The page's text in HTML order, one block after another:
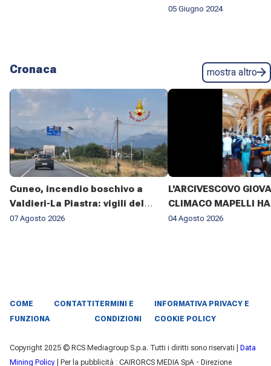
05 Giugno 2024
Cronaca mostra altro
Cuneo, incendio boschivo a
Valdieri-La Piastra: vigili del
fuoco al lavoro da sette giorni
07 Agosto 2026
L'ARCIVESCOVO
CLIMACO MAPELLI HA
PRESENZIATO AL
04 Agosto 2026
COME
FUNZIONA
CONTATTI TERMINI E
CONDIZIONI
INFORMATIVA PRIVACY E
COOKIE POLICY
Copyright 2025 © RCS Mediagroup S.p.a. Tutti i diritti sono riservati |
Data
Mining Policy | Per la pubblicità : CAIRORCS MEDIA SpA - Direzione